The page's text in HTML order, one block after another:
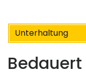
Unterhaltung